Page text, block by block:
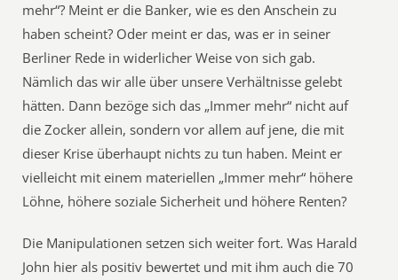
mehr“? Meint er die Banker, wie es den Anschein zu
haben scheint? Oder meint er das, was er in seiner
Berliner Rede in widerlicher Weise von sich gab.
Nämlich das wir alle über unsere Verhältnisse gelebt
hätten. Dann bezöge sich das „Immer mehr“ nicht auf
die Zocker allein, sondern vor allem auf jene, die mit
dieser Krise überhaupt nichts zu tun haben. Meint er
vielleicht mit einem materiellen „Immer mehr“ höhere
Löhne, höhere soziale Sicherheit und höhere Renten?
Die Manipulationen setzen sich weiter fort. Was Harald
John hier als positiv bewertet und mit ihm auch die 70